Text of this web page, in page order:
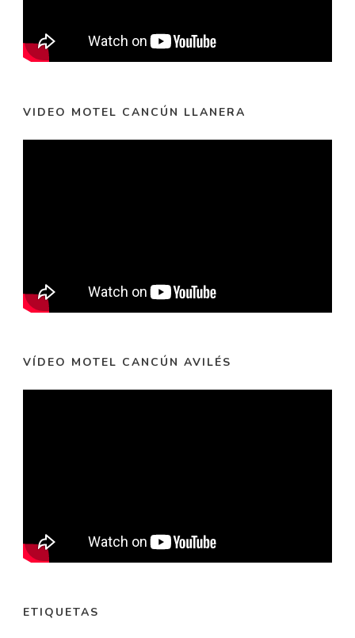
VIDEO MOTEL CANCÚN LLANERA
VÍDEO MOTEL CANCÚN AVILÉS
ETIQUETAS